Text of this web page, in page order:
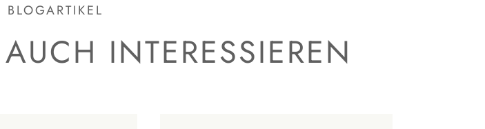
BLOGARTIKEL
INTERESSIEREN